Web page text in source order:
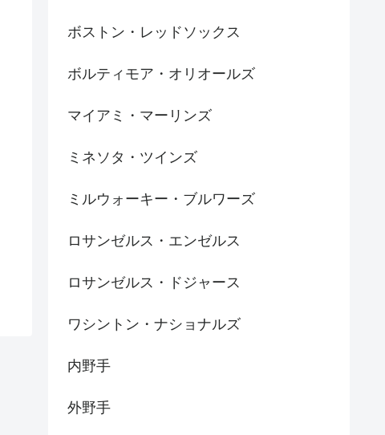
ボストン・レッドソックス
ボルティモア・オリオールズ
マイアミ・マーリンズ
ミネソタ・ツインズ
ミルウォーキー・ブルワーズ
ロサンゼルス・エンゼルス
ロサンゼルス・ドジャース
ワシントン・ナショナルズ
内野手
外野手